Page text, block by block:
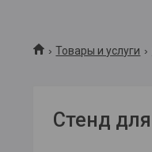
Товары и услуги
Стенд